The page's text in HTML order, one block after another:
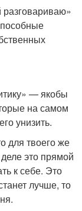
разговариваю»
— якобы
на самом
унизить.
для твоего же
это прямой
к себе. Это
лучше, то